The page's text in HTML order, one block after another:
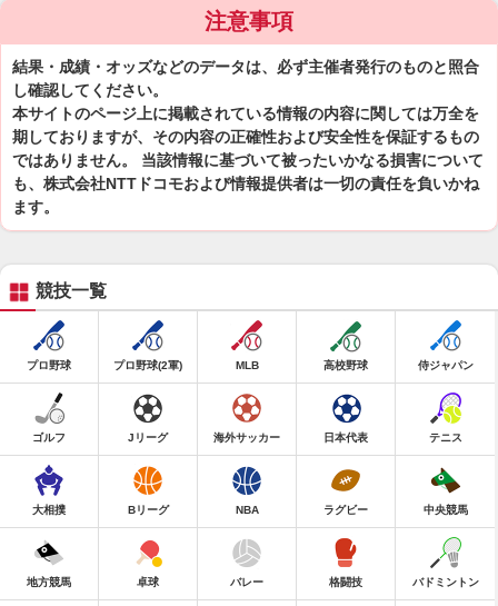
注意事項
結果・成績・オッズなどのデータは、必ず主催者発行のものと照合
し確認してください。
本サイトのページ上に掲載されている情報の内容に関しては万全を
期しておりますが、その内容の正確性および安全性を保証するもの
ではありません。 当該情報に基づいて被ったいかなる損害について
も、株式会社NTTドコモおよび情報提供者は一切の責任を負いかね
ます。
競技一覧
プロ野球 プロ野球(2軍) MLB 高校野球 侍ジャパン
ゴルフ Jリーグ 海外サッカー 日本代表 テニス
大相撲 Bリーグ NBA ラグビー 中央競馬
地方競馬 卓球 バレー 格闘技 バドミントン